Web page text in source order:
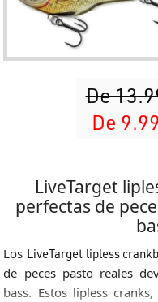
De
De
LiveTarget
perfectas de
Los LiveTarget lipless
de peces pasto reales
bass. Estos lipless